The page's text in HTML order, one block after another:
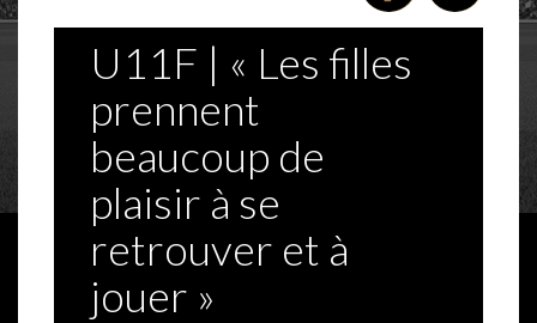
U11F | « Les filles
prennent
beaucoup de
plaisir à se
retrouver et à
jouer »